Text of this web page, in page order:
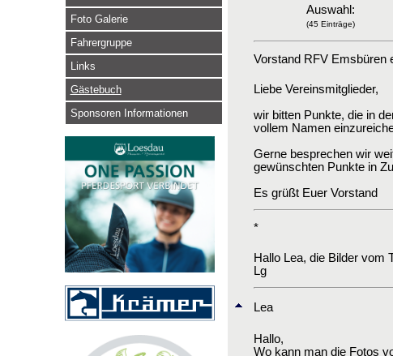
Foto Galerie
Fahrergruppe
Links
Gästebuch
Sponsoren Informationen
Auswahl:
(45 Einträge)
Vorstand RFV Emsbüren
Liebe Vereinsmitglieder,
wir bitten Punkte, die in
vollem Namen
Gerne besprechen wir
gewünschten Punkte in
Es grüßt Euer Vorstand
*
Hallo Lea, die Bilder vom
Lg
Lea
Hallo,
Wo kann man die Fotos